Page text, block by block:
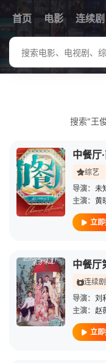
首页 电影 连续剧
搜索"王
中餐厅
综艺
导演： 未
主演： 黄
立
中餐厅
连续剧
导演： 刘
主演： 赵
立